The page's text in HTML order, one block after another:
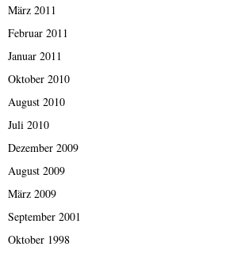
März 2011
Februar 2011
Januar 2011
Oktober 2010
August 2010
Juli 2010
Dezember 2009
August 2009
März 2009
September 2001
Oktober 1998